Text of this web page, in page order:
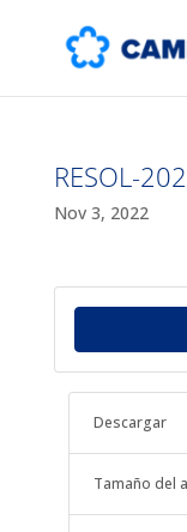
RESOL-
Nov 3, 2022
Descargar
Tamaño del